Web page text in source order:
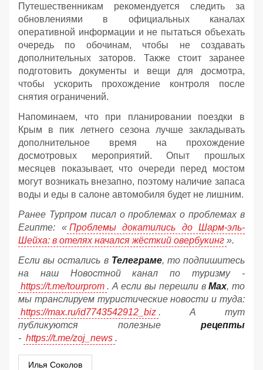
Путешественникам рекомендуется следить за
обновлениями в официальных каналах
оперативной информации и не пытаться объехать
очередь по обочинам, чтобы не создавать
дополнительных заторов. Также стоит заранее
подготовить документы и вещи для досмотра,
чтобы ускорить прохождение контроля после
снятия ограничений.
Напоминаем, что при планировании поездки в
Крым в пик летнего сезона лучше закладывать
дополнительное время на прохождение
досмотровых мероприятий. Опыт прошлых
месяцев показывает, что очереди перед мостом
могут возникать внезапно, поэтому наличие запаса
воды и еды в салоне автомобиля будет не лишним.
Ранее Турпром писал о проблемах о проблемах в
Египте: « Проблемы докатились до Шарм-эль-
Шейха: в отелях начался жёсткий овербукинг ».
Если вы остались в Телеграме, то подпишитесь
на наш Новостной канал по туризму -
https://t.me/tourprom . А если вы перешли вМах, то
мы транслируем туристические новости и туда:
https://max.ru/id7743542912_biz . А тут
публикуются полезные рецепты
- https://t.me/zoj_news .
Илья Соколов